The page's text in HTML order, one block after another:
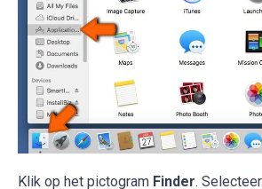
Klik op het pictogram Finder.